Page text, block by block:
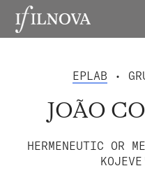
EPLAB •
JOÃO
HERMENEUTIC OR